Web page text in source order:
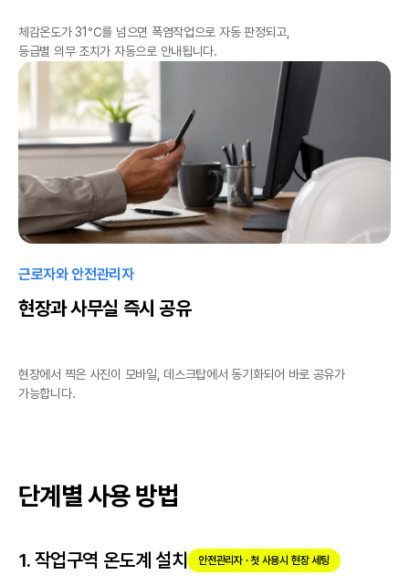
체감온도가 31℃를 넘으면 폭염작업으로 자동 판정되고,
등급별 의무 조치가 자동으로 안내됩니다.
근로자와 안전관리자
현장과 사무실 즉시 공유
현장에서 찍은 사진이 모바일, 데스크탑에서 동기화되어 바로 공유가
가능합니다.
단계별 사용 방법
1. 작업구역 온도계 설치 안전관리자 · 첫 사용시 현장 세팅